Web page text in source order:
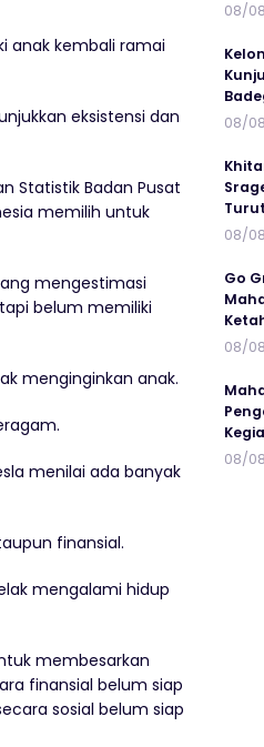
anak kembali ramai
eksistensi dan
Statistik Badan Pusat
memilih untuk
mengestimasi
belum memiliki
menginginkan anak.
menilai ada banyak
finansial.
mengalami hidup
membesarkan
finansial belum siap
sosial belum siap
08/
08/
08/
Go
08/
08/